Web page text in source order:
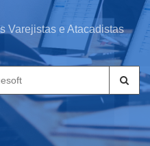
Varejistas e Atacadistas